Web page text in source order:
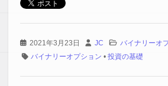
2021年3月23日 JC
バイナリーオ
バイナリーオプション • 投資の基礎